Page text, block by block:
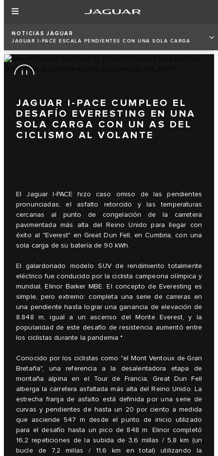
NOTICIAS JAGUAR
JAGUAR I-PACE ESCALA PENDIENTES CON UNA SOLA CARGA
JAGUAR I-PACE CUMPLEO EL
DESAFÍO EVERESTING EN UNA
SOLA CARGA CON UN AS DEL
CICLISMO AL VOLANTE
El Jaguar I-PACE hizo caso omiso de las pendientes
pronunciadas, el asfalto retorcido y las temperaturas
cercanas al punto de congelación de la carretera
pavimentada más alta del Reino Unido para llegar con
éxito al "Everest" en Great Dun Fell, en Cumbria, con una
sola carga de su batería de 90 kWh.
El galardonado modelo SUV de rendimiento totalmente
eléctrico fue conducido por la ciclista campeona olímpica y
mundial, Elinor Barker MBE. El concepto de Everesting es
simple, pero extremo: completa una serie de carreras en
una pendiente hasta lograr una ganancia de elevación de
8.848 m, igual a un ascenso del Monte Everest, y la
popularidad de este desafío de resistencia aumentó entre
los ciclistas durante la pandemia *.
Conocido por los ciclistas como "el Mont Ventoux de Gran
Bretaña", una referencia a la desalentadora etapa de
montaña alpina en el Tour de Francia, Great Dun Fell
alberga la carretera asfaltada más alta del Reino Unido. La
estrecha franja de asfalto está definida por una serie de
curvas y pendientes de hasta un 20 por ciento a medida
que asciende 547 m desde el punto de inicio utilizado
para el desafío hasta un pico de 848 m. Elinor completó
16,2 repeticiones de la subida de 3,6 millas / 5,8 km (un
bucle de 7,2 millas / 11,6 km en total) utilizando la